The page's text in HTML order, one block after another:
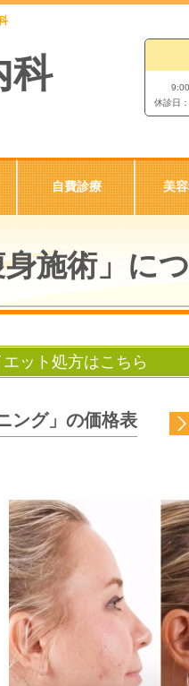
科
休診日
自費診療 美
施術」に
エット処方はこちら
ング」の価格表